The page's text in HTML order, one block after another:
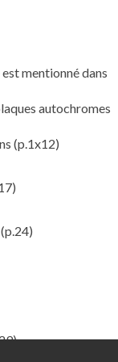
mentionné dans
autochromes
(p.1x12)
(p.24)